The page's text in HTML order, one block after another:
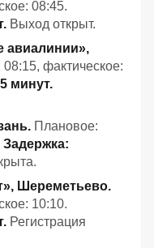
08:45.
Выход открыт.
авиалинии»,
фактическое:
минут.
Плановое:
Задержка:
Шереметьево.
10:10.
Регистрация